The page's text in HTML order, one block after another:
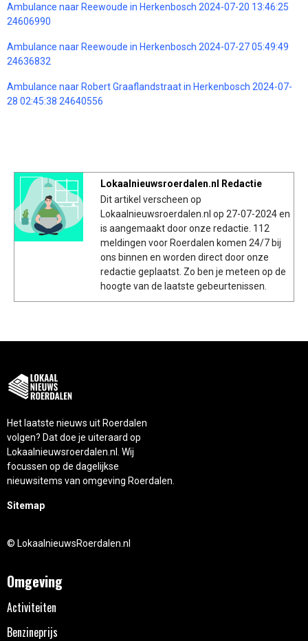
Ambulance naar Reewoude in Herkenbosch 2024-07-20 13:46:25
24606990
Ambulance naar Reewoude in Herkenbosch 2024-07-27 05:49:49
24636832
Ambulance naar Robert Graaflandstraat in Herkenbosch 2024-07-
28 02:45:38 24640556
Lokaalnieuwsroerdalen.nl Redactie
Dit artikel verscheen op
Lokaalnieuwsroerdalen.nl op 27-07-2024 en
is aangemaakt door onze redactie. 112
meldingen voor Roerdalen komen 24/7 bij
ons binnen en worden direct door onze
redactie geplaatst. Zo ben je meteen op de
hoogte van de laatste gebeurtenissen.
Het laatste nieuws uit Roerdalen
volgen? Dat doe je uiteraard op
Lokaalnieuwsroerdalen.nl. Wij
focussen op de dagelijkse
nieuwsitems van omgeving Roerdalen.
Sitemap
© LokaalnieuwsRoerdalen.nl
Omgeving
Activiteiten
Benzineprijs